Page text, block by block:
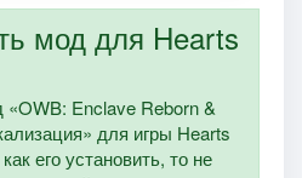
мод для Hearts
Enclave Reborn &
для игры Hearts
его установить, то не